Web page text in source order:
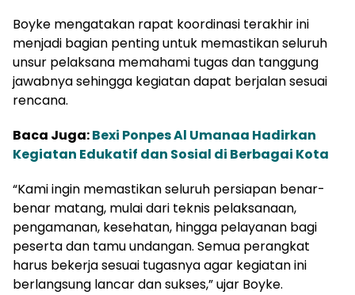
Boyke mengatakan rapat koordinasi terakhir ini
menjadi bagian penting untuk memastikan seluruh
unsur pelaksana memahami tugas dan tanggung
jawabnya sehingga kegiatan dapat berjalan sesuai
rencana.
Baca Juga:Bexi Ponpes Al Umanaa Hadirkan
Kegiatan Edukatif dan Sosial di Berbagai Kota
“Kami ingin memastikan seluruh persiapan benar-
benar matang, mulai dari teknis pelaksanaan,
pengamanan, kesehatan, hingga pelayanan bagi
peserta dan tamu undangan. Semua perangkat
harus bekerja sesuai tugasnya agar kegiatan ini
berlangsung lancar dan sukses,” ujar Boyke.